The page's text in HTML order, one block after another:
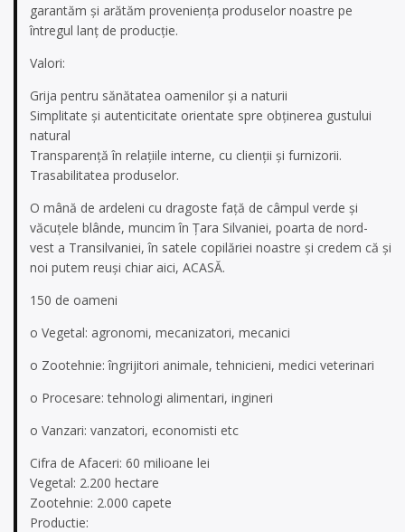
garantăm şi arătăm provenienţa produselor noastre pe
întregul lanţ de producţie.
Valori:
Grija pentru sănătatea oamenilor şi a naturii
Simplitate şi autenticitate orientate spre obţinerea gustului
natural
Transparenţă în relaţiile interne, cu clienţii şi furnizorii.
Trasabilitatea produselor.
O mână de ardeleni cu dragoste faţă de câmpul verde şi
văcuţele blânde, muncim în Ţara Silvaniei, poarta de nord-
vest a Transilvaniei, în satele copilăriei noastre şi credem că şi
noi putem reuşi chiar aici, ACASĂ.
150 de oameni
o Vegetal: agronomi, mecanizatori, mecanici
o Zootehnie: îngrijitori animale, tehnicieni, medici veterinari
o Procesare: tehnologi alimentari, ingineri
o Vanzari: vanzatori, economisti etc
Cifra de Afaceri: 60 milioane lei
Vegetal: 2.200 hectare
Zootehnie: 2.000 capete
Productie: